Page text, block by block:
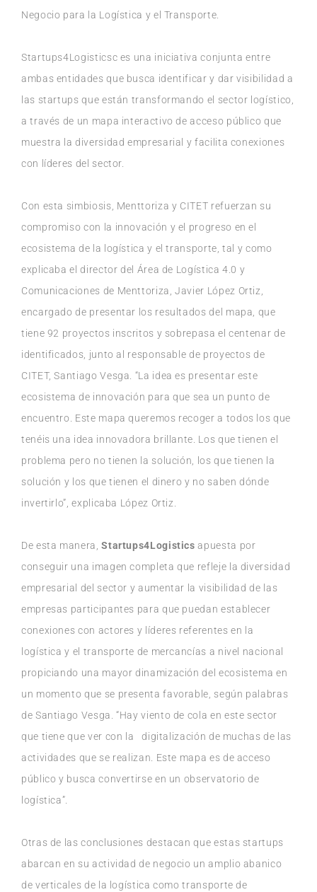
Negocio para la Logística y el Transporte.
Startups4Logisticsc es una iniciativa conjunta entre
ambas entidades que busca identificar y dar visibilidad a
las startups que están transformando el sector logístico,
a través de un mapa interactivo de acceso público que
muestra la diversidad empresarial y facilita conexiones
con líderes del sector.
Con esta simbiosis, Menttoriza y CITET refuerzan su
compromiso con la innovación y el progreso en el
ecosistema de la logística y el transporte, tal y como
explicaba el director del Área de Logística 4.0 y
Comunicaciones de Menttoriza, Javier López Ortiz,
encargado de presentar los resultados del mapa, que
tiene 92 proyectos inscritos y sobrepasa el centenar de
identificados, junto al responsable de proyectos de
CITET, Santiago Vesga. “La idea es presentar este
ecosistema de innovación para que sea un punto de
encuentro. Este mapa queremos recoger a todos los que
tenéis una idea innovadora brillante. Los que tienen el
problema pero no tienen la solución, los que tienen la
solución y los que tienen el dinero y no saben dónde
invertirlo”, explicaba López Ortiz.
De esta manera,Startups4Logistics apuesta por
conseguir una imagen completa que refleje la diversidad
empresarial del sector y aumentar la visibilidad de las
empresas participantes para que puedan establecer
conexiones con actores y líderes referentes en la
logística y el transporte de mercancías a nivel nacional
propiciando una mayor dinamización del ecosistema en
un momento que se presenta favorable, según palabras
de Santiago Vesga. “Hay viento de cola en este sector
que tiene que ver con la digitalización de muchas de las
actividades que se realizan. Este mapa es de acceso
público y busca convertirse en un observatorio de
logística”.
Otras de las conclusiones destacan que estas startups
abarcan en su actividad de negocio un amplio abanico
de verticales de la logística como transporte de